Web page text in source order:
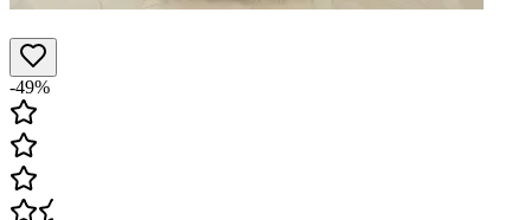
-49%